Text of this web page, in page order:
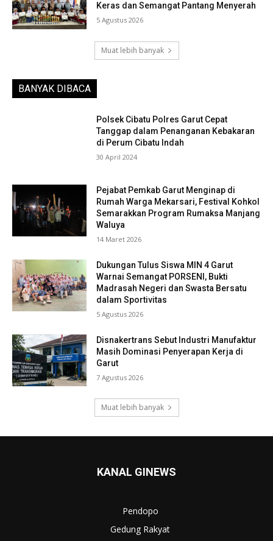
Keras dan Semangat Pantang Menyerah
5 Agustus 2026
Muat lebih banyak
BANYAK DIBACA
Polsek Cibatu Polres Garut Cepat
Tanggap dalam Penanganan Kebakaran
di Perum Cibatu Indah
30 April 2024
Pejabat Pemkab Garut Menginap di
Rumah Warga Mekarsari, Festival Kohkol
Semarakkan Program Rumaksa Manjang
Waluya
14 Maret 2026
Dukungan Tulus Siswa MIN 4 Garut
Warnai Semangat PORSENI, Bukti
Madrasah Negeri dan Swasta Bersatu
dalam Sportivitas
5 Agustus 2026
Disnakertrans Sebut Industri Manufaktur
Masih Dominasi Penyerapan Kerja di
Garut
7 Agustus 2026
Muat lebih banyak
KANAL GINEWS
Pendopo
Gedung Rakyat